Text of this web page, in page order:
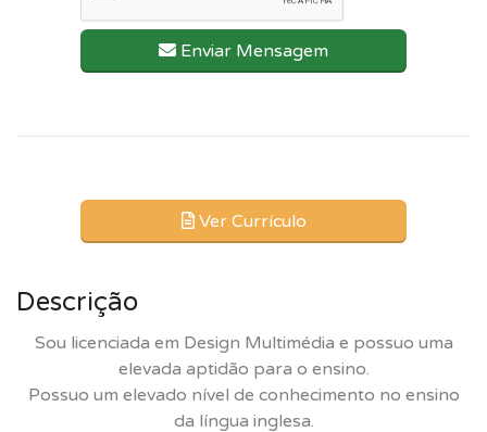
Enviar Mensagem
Ver Currículo
Descrição
Sou licenciada em Design Multimédia e possuo uma
elevada aptidão para o ensino.
Possuo um elevado nível de conhecimento no ensino
da língua inglesa.